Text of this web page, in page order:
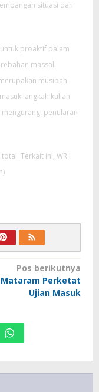
situasi dan
proaktif dalam
massal.
musibah
langkah kuliah
penularan
Terkait ini, WR I
Pos berikutnya
Mataram Perketat
Ujian Masuk